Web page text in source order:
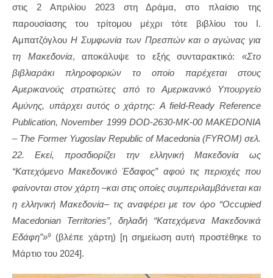
στις 2 Απριλίου 2023 στη Δράμα, στο πλαίσιο της
παρουσίασης του τρίτομου μέχρι τότε βιβλίου του Ι.
Αμπατζόγλου Η Συμφωνία των Πρεσπών και ο αγώνας για
τη Μακεδονία, αποκάλυψε το εξής συνταρακτικό:«Στο
βιβλιαράκι πληροφοριών το οποίο παρέχεται στους
Αμερικανούς στρατιώτες από το Αμερικανικό Υπουργείο
Αμύνης, υπάρχει αυτός ο χάρτης: A field-Ready Reference
Publication, November 1999 DOD-2630-MK-00 MAKEDONIA
– The Former Yugoslav Republic of Macedonia (FYROM) σελ.
22. Εκεί, προσδιορίζει την ελληνική Μακεδονία ως
“Κατεχόμενο Μακεδονικό Έδαφος” αφού τις περιοχές που
φαίνονται στον χάρτη –και στις οποίες συμπεριλαμβάνεται και
η ελληνική Μακεδονία– τις αναφέρει με τον όρο “Occupied
Macedonian Territories”, δηλαδή “Κατεχόμενα Μακεδονικά
Εδάφη”»9
(βλέπε χάρτη) [η σημείωση αυτή προστέθηκε το
Μάρτιο του 2024].